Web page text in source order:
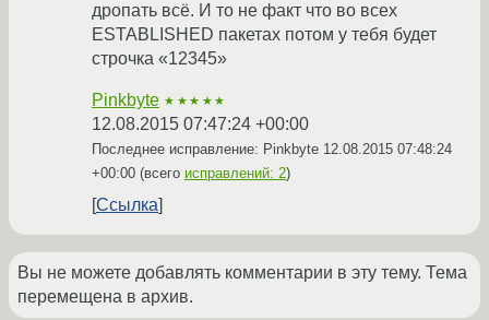
дропать всё. И то не факт что во всех
ESTABLISHED пакетах потом у тебя будет
строчка «12345»
Pinkbyte ★★★★★
12.08.2015 07:47:24 +00:00
Последнее исправление: Pinkbyte 12.08.2015 07:48:24
+00:00 (всего исправлений: 2)
Ссылка
Вы не можете добавлять комментарии в эту тему. Тема
перемещена в архив.